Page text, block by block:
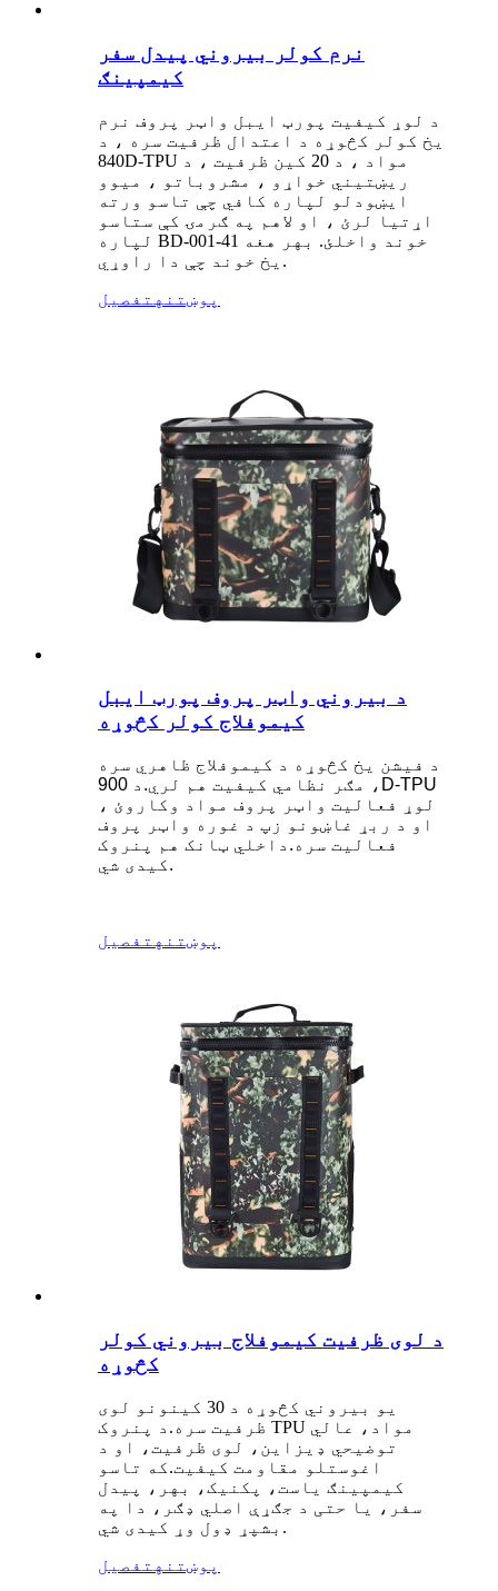
نرم کولر بیروني پیدل سفر
کیمپینګ
د لوړ کیفیت پورټ ایبل واټر پروف نرم
یخ کولر کڅوړه د اعتدال ظرفیت سره ، د
840D-TPU مواد ، د 20 کین ظرفیت ، د
ریښتیني خواړو ، مشروباتو ، میوو
ایښودلو لپاره کافي چې تاسو ورته
اړتیا لرئ ، او لاهم په ګرمۍ کې ستاسو
لپاره BD-001-41 خوند واخلئ. بهر هغه
یخ خوند چې دا راوړي.
پوښتنه تفصیل
د بیروني واټر پروف پورټ ایبل
کیموفلاج کولر کڅوړه
د فیشن یخ کڅوړه د کیموفلاج ظاهري سره
، مګر نظامي کیفیت هم لري.د 900D-TPU
لوړ فعالیت واټر پروف مواد وکاروئ ،
او د ربړ غاښونو زپ د غوره واټر پروف
فعالیت سره.داخلي ټانک هم پنروک
کیدی شي.
پوښتنه تفصیل
د لوی ظرفیت کیموفلاج بیروني کولر
کڅوړه
یو بیروني کڅوړه د 30 کینونو لوی
ظرفیت سره.د پنروک TPU مواد، عالي
توضیحي ډیزاین، لوی ظرفیت، او د
اغوستلو مقاومت کیفیت.که تاسو
کیمپینګ یاست، پکنیک، بهر، پیدل
سفر، یا حتی د جګړې اصلي ډګر، دا په
بشپړ ډول وړ کیدی شي.
پوښتنه تفصیل